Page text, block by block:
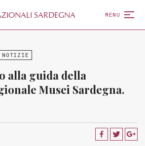
SARDEGNA MENU
NOTIZIE
alla guida della
Musei Sardegna.